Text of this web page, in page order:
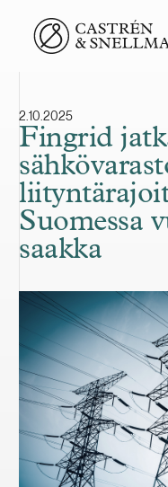
Front page
2.10.2025
Fingrid
Suomessa
saakka